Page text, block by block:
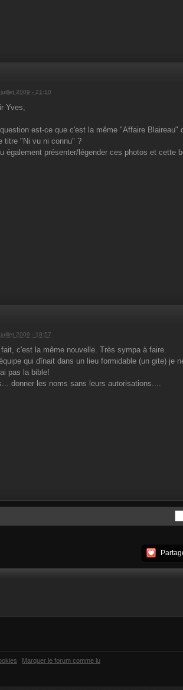
2009 - 21:10
Yves,
est-ce que c'est la même "Affaire
titre "Ni vu ni connu" ?
également présenter/légender ces photos et cette
2009 - 18:57
c'est la même nouvelle. Très sympa à faire.
qui dînait dans un lieu formidable (un gite) je
pas la bible!
donner les noms sans leurs autorisations....
Marquer le forum comme lu